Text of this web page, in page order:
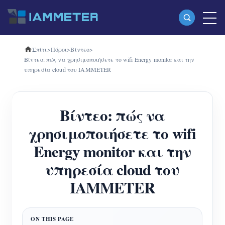
Προϊόντα
(WEM3080)
Τριφασικός μετρητής ενέργειας Wi-Fi
(WEM3080T)
Τριφασικός μετρητής ενέργειας Wi-Fi
(WEM3046T)
Τριφασικός μετρητής ενέργειας Wi-Fi
(WEM3050T)
Σπίτι>Πόροι>Βίντεο>
Βίντεο: πώς να χρησιμοποιήσετε το wifi Energy monitor και την
υπηρεσία cloud του IAMMETER
Βίντεο: πώς να
χρησιμοποιήσετε το wifi
Energy monitor και την
υπηρεσία cloud του
IAMMETER